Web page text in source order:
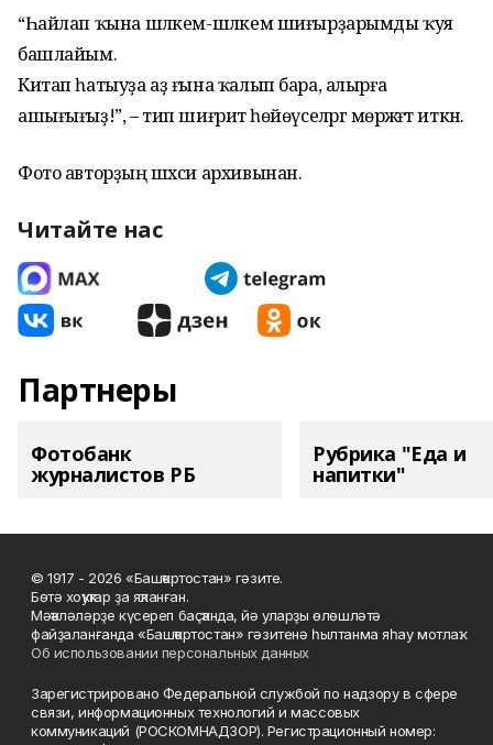
“Һайлап ҡына шәлкем-шәлкем шиғырҙарымды ҡуя
башлайым.
Китап һатыуҙа аҙ ғына ҡалып бара, алырға
ашығығыҙ!”, – тип шиғриәт һөйөүселәргә мөрәжәғәт иткән.
Фото авторҙың шәхси архивынан.
Читайте нас
Партнеры
Фотобанк
журналистов РБ
Рубрика "Еда и
напитки"
© 1917 - 2026 «Башҡортостан» гәзите.
Бөтә хоҡуҡтар ҙа яҡланған.
Мәҡәләләрҙе күсереп баҫҡанда, йә уларҙы өлөшләтә
файҙаланғанда «Башҡортостан» гәзитенә һылтанма яһау мотлаҡ.
Об использовании персональных данных
Зарегистрировано Федеральной службой по надзору в сфере
связи, информационных технологий и массовых
коммуникаций (РОСКОМНАДЗОР). Регистрационный номер: